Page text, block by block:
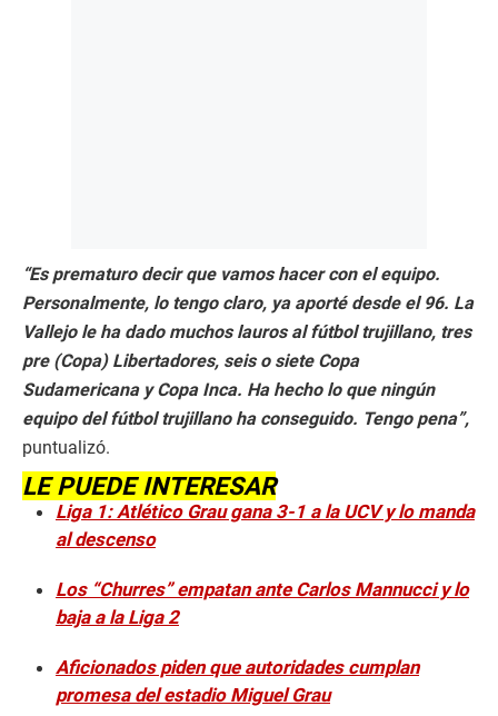
“Es prematuro decir que vamos hacer con el equipo.
Personalmente, lo tengo claro, ya aporté desde el 96. La
Vallejo le ha dado muchos lauros al fútbol trujillano, tres
pre (Copa) Libertadores, seis o siete Copa
Sudamericana y Copa Inca. Ha hecho lo que ningún
equipo del fútbol trujillano ha conseguido. Tengo pena”,
puntualizó.
LE PUEDE INTERESAR
Liga 1: Atlético Grau gana 3-1 a la UCV y lo manda
al descenso
Los “Churres” empatan ante Carlos Mannucci y lo
baja a la Liga 2
Aficionados piden que autoridades cumplan
promesa del estadio Miguel Grau